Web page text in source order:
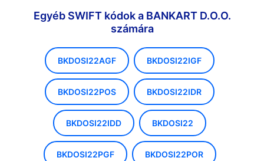
Egyéb SWIFT kódok a BANKART D.O.O.
számára
BKDOSI22AGF BKDOSI22IGF
BKDOSI22POS BKDOSI22IDR
BKDOSI22IDD BKDOSI22
BKDOSI22PGF BKDOSI22POR